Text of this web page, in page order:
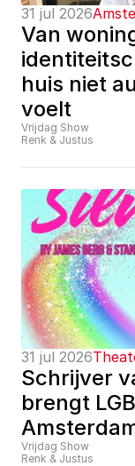
31 jul 2026
Van
huis niet
voelt
Vrijdag Show
Renk & Justus
31 jul 2026
Schrijver
brengt
Vrijdag Show
Renk & Justus